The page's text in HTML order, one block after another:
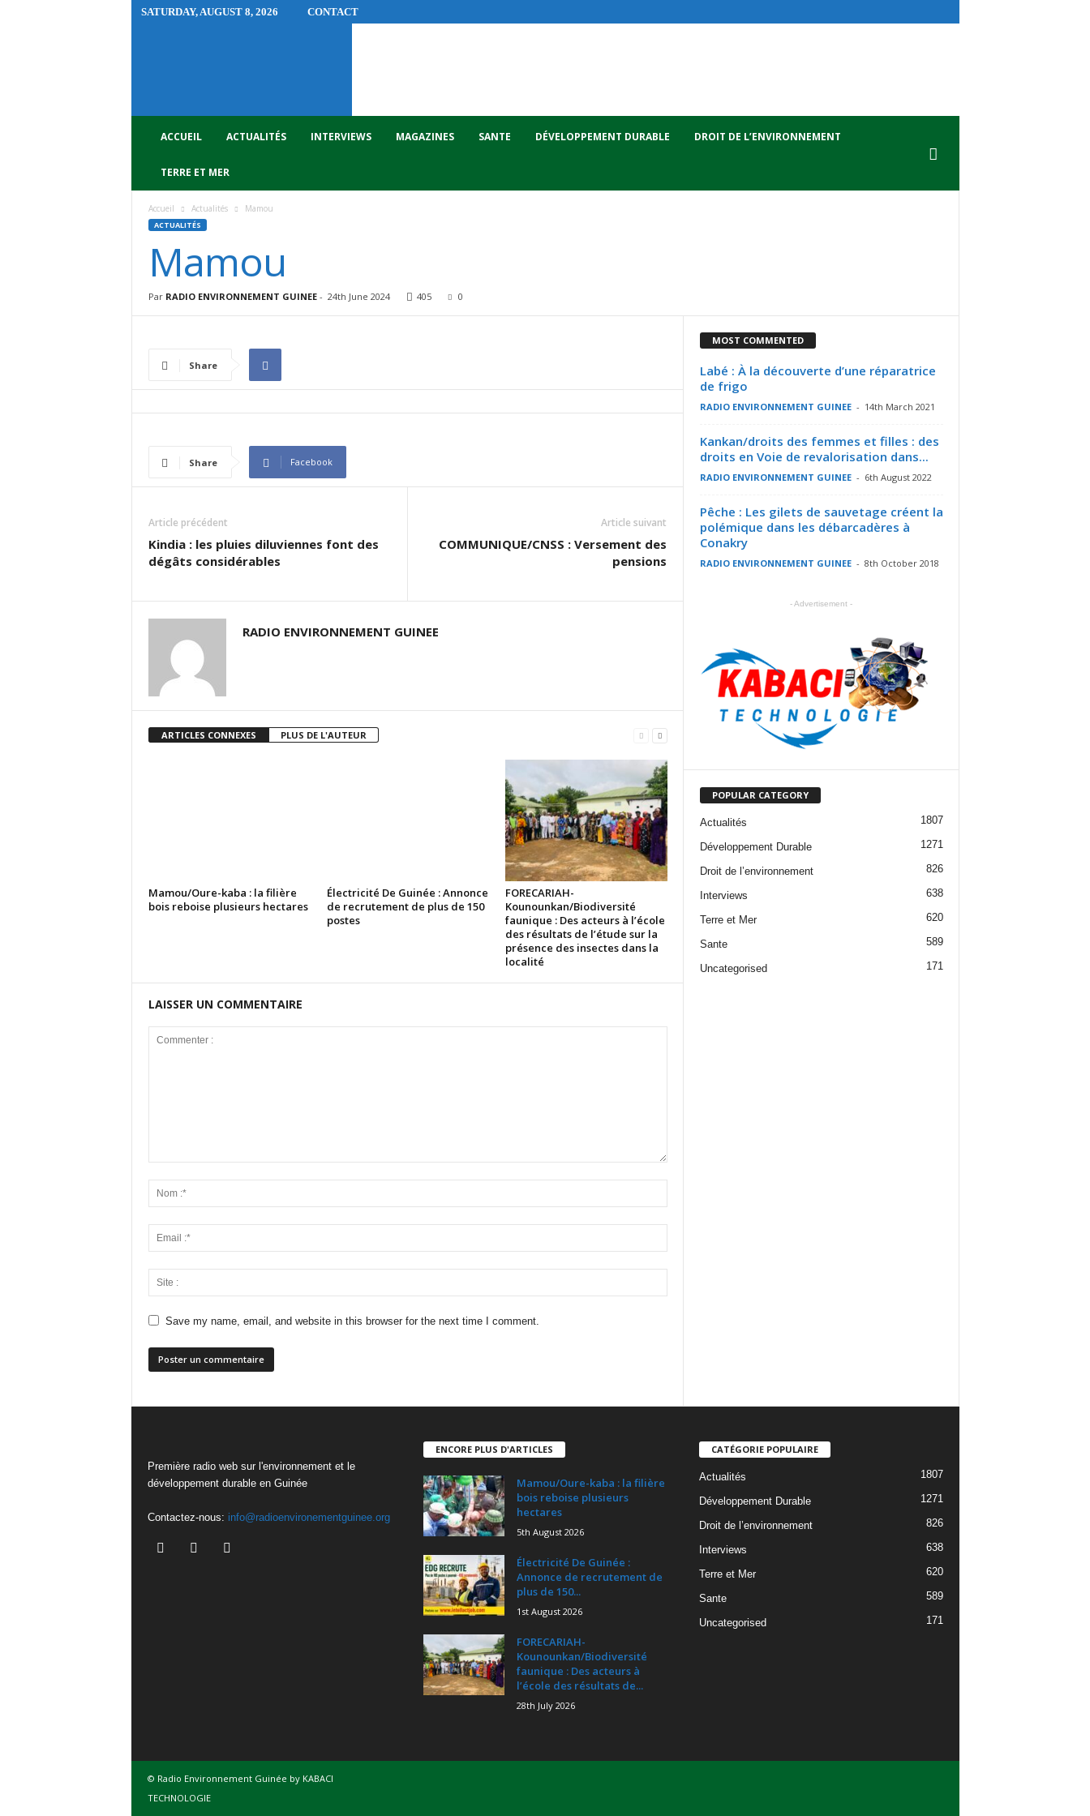
SATURDAY, AUGUST 8, 2026
CONTACT
E
N
ACCUEIL ACTUALITÉS INTERVIEWS MAGAZINES SANTE DÉVELOPPEMENT DURABLE DROIT DE L’ENVIRONNEMENT
TERRE ET MER
Accueil Actualités Mamou
ACTUALITÉS
Mamou
Par RADIO ENVIRONNEMENT GUINEE- 24th June 2024 405 0
Share
Share Facebook
Article précédent
Kindia : les pluies diluviennes font des
dégâts considérables
Article suivant
COMMUNIQUE/CNSS : Versement des
pensions
RADIO ENVIRONNEMENT GUINEE
ARTICLES CONNEXES PLUS DE L'AUTEUR
Mamou/Oure-kaba : la filière
bois reboise plusieurs hectares
Électricité De Guinée : Annonce
de recrutement de plus de 150
postes
FORECARIAH-
Kounounkan/Biodiversité
faunique : Des acteurs à l’école
des résultats de l’étude sur la
présence des insectes dans la
localité
LAISSER UN COMMENTAIRE
Save my name, email, and website in this browser for the next time I comment.
MOST COMMENTED
Labé : À la découverte d’une réparatrice
de frigo
RADIO ENVIRONNEMENT GUINEE - 14th March 2021
Kankan/droits des femmes et filles : des
droits en Voie de revalorisation dans...
RADIO ENVIRONNEMENT GUINEE - 6th August 2022
Pêche : Les gilets de sauvetage créent la
polémique dans les débarcadères à
Conakry
RADIO ENVIRONNEMENT GUINEE - 8th October 2018
- Advertisement -
POPULAR CATEGORY
Actualités 1807
Développement Durable 1271
Droit de l’environnement 826
Interviews 638
Terre et Mer 620
Sante 589
Uncategorised 171
Première radio web sur l'environnement et le
développement durable en Guinée
Contactez-nous: info@radioenvironementguinee.org
ENCORE PLUS D'ARTICLES
Mamou/Oure-kaba : la filière
bois reboise plusieurs
hectares
5th August 2026
Électricité De Guinée :
Annonce de recrutement de
plus de 150...
1st August 2026
FORECARIAH-
Kounounkan/Biodiversité
faunique : Des acteurs à
l’école des résultats de...
28th July 2026
CATÉGORIE POPULAIRE
Actualités 1807
Développement Durable 1271
Droit de l’environnement 826
Interviews 638
Terre et Mer 620
Sante 589
Uncategorised 171
© Radio Environnement Guinée by KABACI
TECHNOLOGIE